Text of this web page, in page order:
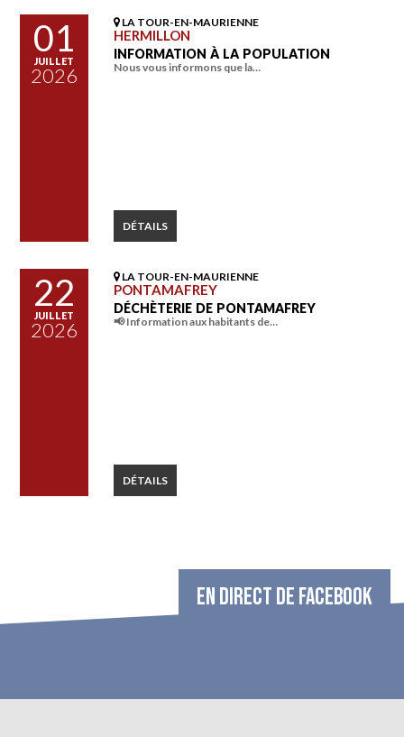
01
JUILLET
2026
LA TOUR-EN-MAURIENNE
HERMILLON
INFORMATION À LA POPULATION
Nous vous informons que la…
DÉTAILS
22
JUILLET
2026
LA TOUR-EN-MAURIENNE
PONTAMAFREY
DÉCHÈTERIE DE PONTAMAFREY
📢 Information aux habitants de…
DÉTAILS
EN DIRECT DE FACEBOOK